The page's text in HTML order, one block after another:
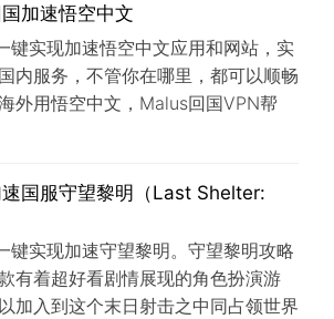
加速悟空中文
键实现加速悟空中文应用和网站，实
内服务，不管你在哪里，都可以顺畅
外用悟空中文，Malus回国VPN帮
国服守望黎明（Last Shelter:
键实现加速守望黎明。守望黎明攻略
有着超好看剧情展现的角色扮演游
加入到这个末日射击之中同占领世界